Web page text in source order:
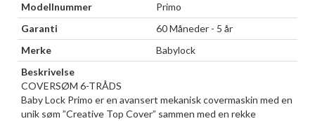
Modellnummer
Primo
Garanti
60 Måneder - 5 år
Merke
Babylock
Beskrivelse
COVERSØM 6-TRÅDS
Baby Lock Primo er en avansert mekanisk covermaskin med en
unik søm ”Creative Top Cover” sammen med en rekke